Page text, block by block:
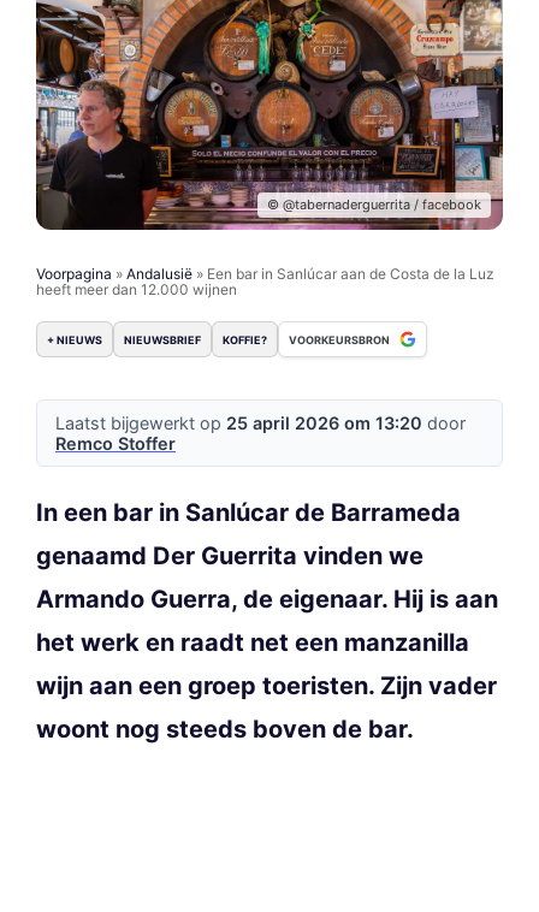
© @tabernaderguerrita / facebook
Voorpagina » Andalusië » Een bar in Sanlúcar aan de Costa de la Luz
heeft meer dan 12.000 wijnen
+ NIEUWS NIEUWSBRIEF KOFFIE? VOORKEURSBRON
Laatst bijgewerkt op 25 april 2026 om 13:20 door
Remco Stoffer
In een bar in Sanlúcar de Barrameda
genaamd Der Guerrita vinden we
Armando Guerra, de eigenaar. Hij is aan
het werk en raadt net een manzanilla
wijn aan een groep toeristen. Zijn vader
woont nog steeds boven de bar.